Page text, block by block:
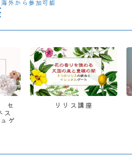
外から参加可能
セ
ス
ゲ
リリス講座